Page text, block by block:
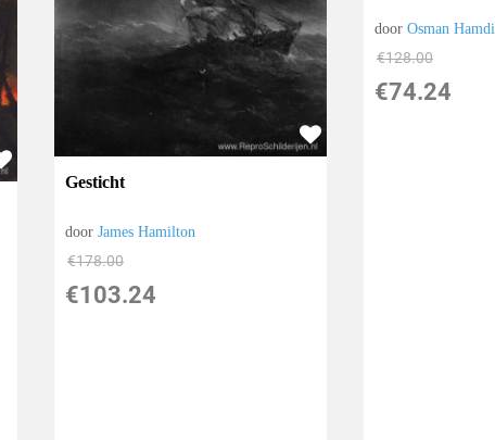
Gesticht
doorJames Hamilton
€178.00
€103.24
doorOsman Hamdi
€128.00
€74.24